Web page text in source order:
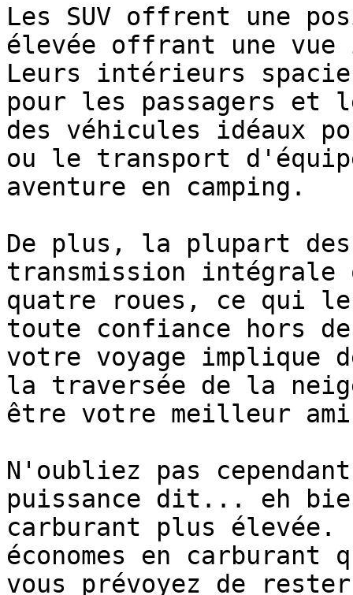
Les SUV offrent une
élevée offrant une
Leurs intérieurs
pour les passagers et
des véhicules idéaux
ou le transport
aventure en camping.
De plus, la plupart des
transmission intégrale
quatre roues, ce qui
toute confiance hors
votre voyage
la traversée de la
être votre meilleur
N'oubliez pas
puissance dit... eh
carburant plus élevée.
économes en
vous prévoyez de